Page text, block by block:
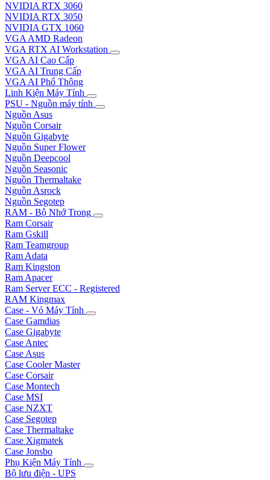
NVIDIA RTX 3060
NVIDIA RTX 3050
NVIDIA GTX 1060
VGA AMD Radeon
VGA RTX AI Workstation
VGA AI Cao Cấp
VGA AI Trung Cấp
VGA AI Phổ Thông
Linh Kiện Máy Tính
PSU - Nguồn máy tính
Nguồn Asus
Nguồn Corsair
Nguồn Gigabyte
Nguồn Super Flower
Nguồn Deepcool
Nguồn Seasonic
Nguồn Thermaltake
Nguồn Asrock
Nguồn Segotep
RAM - Bộ Nhớ Trong
Ram Corsair
Ram Gskill
Ram Teamgroup
Ram Adata
Ram Kingston
Ram Apacer
Ram Server ECC - Registered
RAM Kingmax
Case - Vỏ Máy Tính
Case Gamdias
Case Gigabyte
Case Antec
Case Asus
Case Cooler Master
Case Corsair
Case Montech
Case MSI
Case NZXT
Case Segotep
Case Thermaltake
Case Xigmatek
Case Jonsbo
Phụ Kiện Máy Tính
Bộ lưu điện - UPS